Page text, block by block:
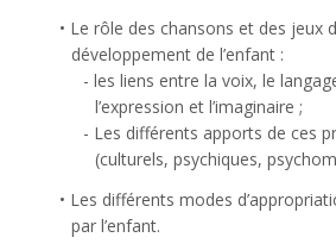
Le rôle des chansons et des jeux
développement de l’enfant :
les liens entre la voix, le
l’expression et l’imaginaire ;
Les différents apports de ces
(culturels, psychiques,
Les différents modes
par l’enfant.